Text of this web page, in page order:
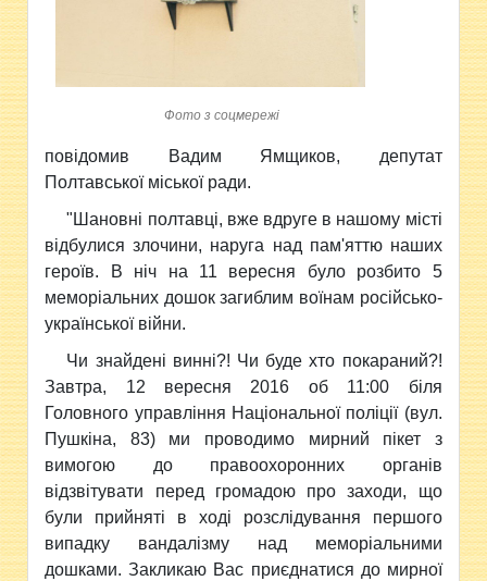
Фото з соцмережі
повідомив Вадим Ямщиков, депутат
Полтавської міської ради.
"Шановні полтавці, вже вдруге в нашому місті
відбулися злочини, наруга над пам'яттю наших
героїв. В ніч на 11 вересня було розбито 5
меморіальних дошок загиблим воїнам російсько-
української війни.
Чи знайдені винні?! Чи буде хто покараний?!
Завтра, 12 вересня 2016 об 11:00 біля
Головного управління Національної поліції (вул.
Пушкіна, 83) ми проводимо мирний пікет з
вимогою до правоохоронних органів
відзвітувати перед громадою про заходи, що
були прийняті в ході розслідування першого
випадку вандалізму над меморіальними
дошками. Закликаю Вас приєднатися до мирної